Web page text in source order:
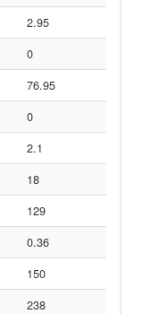
2.95
0
76.95
0
2.1
18
129
0.36
150
238